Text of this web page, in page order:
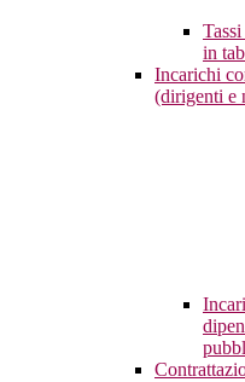
in
Incarichi
(dirigenti e